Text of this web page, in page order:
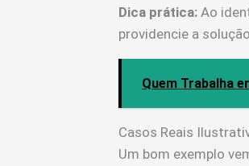
Dica prática: Ao
providencie a
Quem Trabalha
Casos Reais
Um bom exemplo